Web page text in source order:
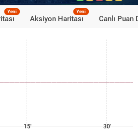
Yeni
Aksiyon Haritası
Yeni
Canlı Puan
15' 30'